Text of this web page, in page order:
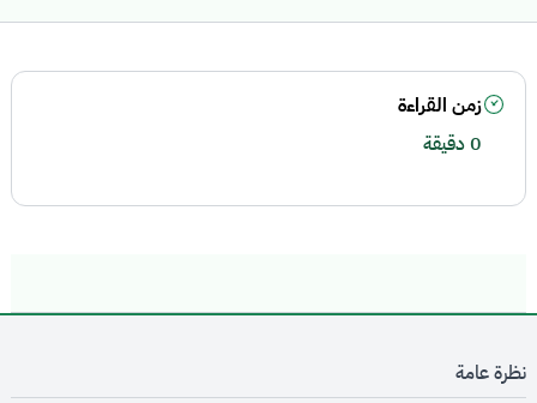
زمن القراءة
0 دقيقة
نظرة عامة